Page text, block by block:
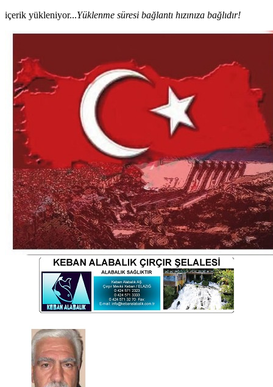
içerik yükleniyor...Yüklenme süresi bağlantı hızınıza bağlıdır!